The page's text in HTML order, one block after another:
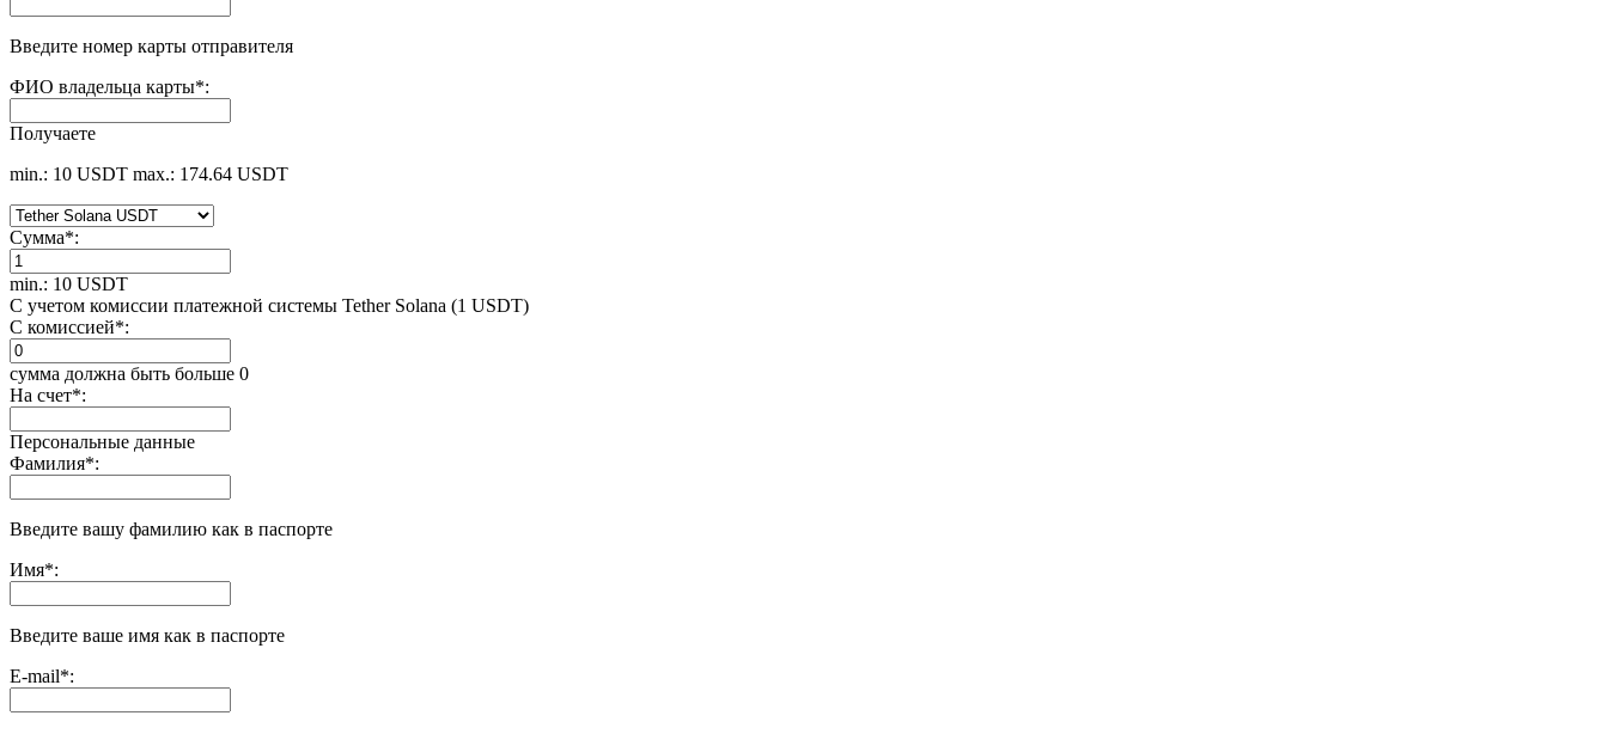
Введите номер карты отправителя
ФИО владельца карты*:
Получаете
min.: 10 USDT max.: 174.64 USDT
Сумма*:
min.: 10 USDT
С учетом комиссии платежной системы Tether Solana (1 USDT)
С комиссией*:
сумма должна быть больше 0
На счет*:
Персональные данные
Фамилия*:
Введите вашу фамилию как в паспорте
Имя*:
Введите ваше имя как в паспорте
E-mail*: